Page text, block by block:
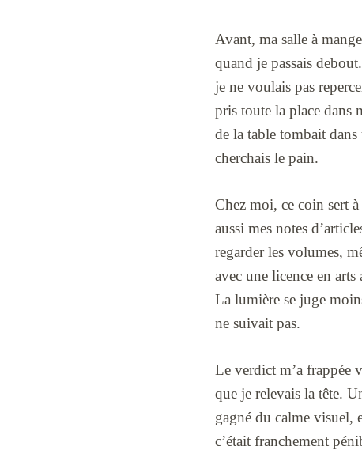
Avant, ma salle à
quand je passais
je ne voulais pas
pris toute la place dans
de la table tombait dans
cherchais le pain.
Chez moi, ce coin sert
aussi mes notes
regarder les volumes,
avec une licence en
La lumière se juge
ne suivait pas.
Le verdict m’a frappée
que je relevais la tête.
gagné du calme visuel,
c’était franchement